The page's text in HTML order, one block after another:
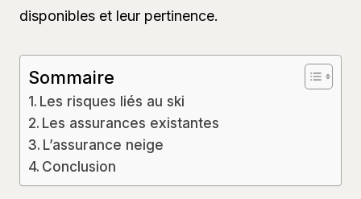
disponibles et leur pertinence.
Sommaire
Les risques liés au ski
Les assurances existantes
L’assurance neige
Conclusion